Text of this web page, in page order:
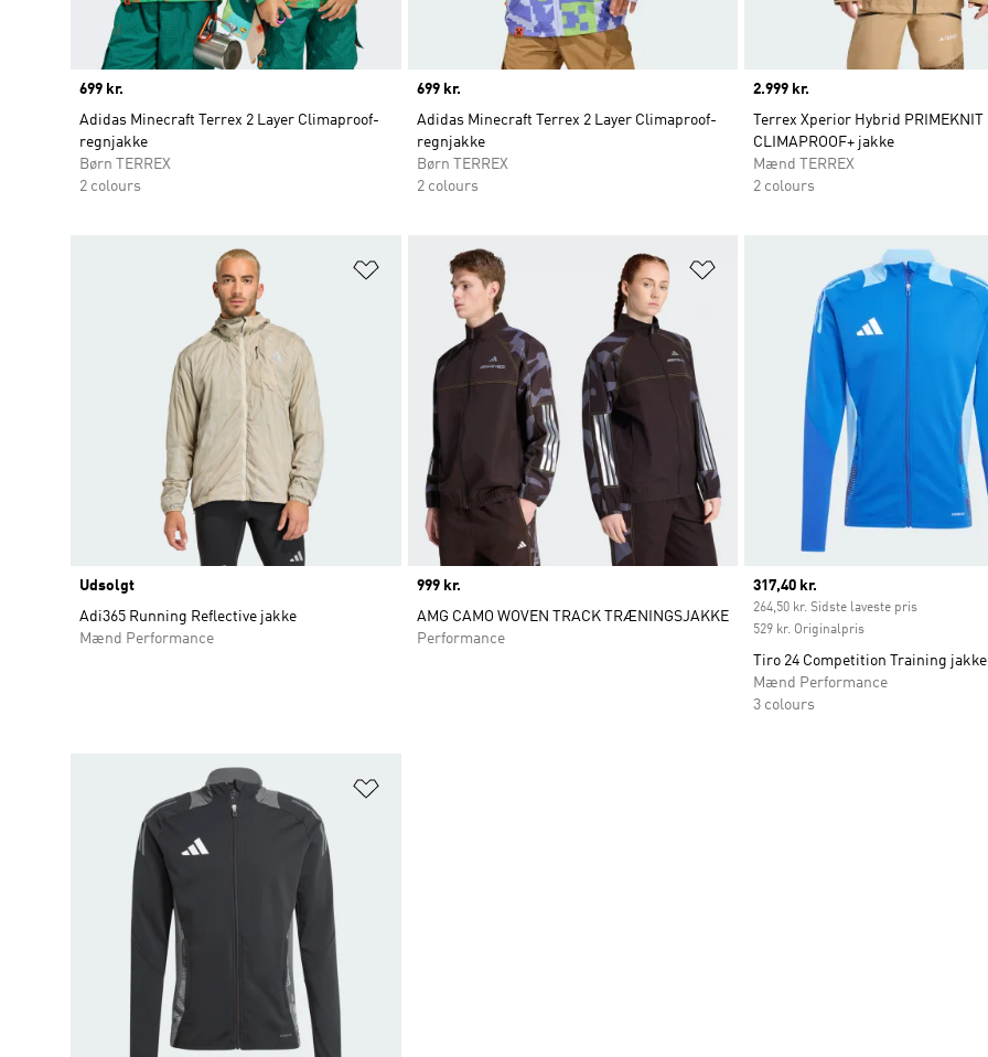
Price
699 kr.
Adidas Minecraft Terrex 2 Layer Climaproof-
regnjakke
Børn TERREX
2 colours
Price
699 kr.
Adidas Minecraft Terrex 2 Layer Climaproof-
regnjakke
Børn TERREX
2 colours
Price
2.999 kr.
Terrex Xperior Hybrid PRIMEKNIT
CLIMAPROOF+ jakke
Mænd TERREX
2 colours
Føj til ønskeliste
Udsolgt
Adi365 Running Reflective jakke
Mænd Performance
Price
999 kr.
AMG CAMO WOVEN TRACK TRÆNINGSJAKKE
Performance
Current price
317,40 kr.
264,50 kr. Sidste laveste pris
529 kr. Originalpris
Tiro 24 Competition Training jakke
Mænd Performance
3 colours